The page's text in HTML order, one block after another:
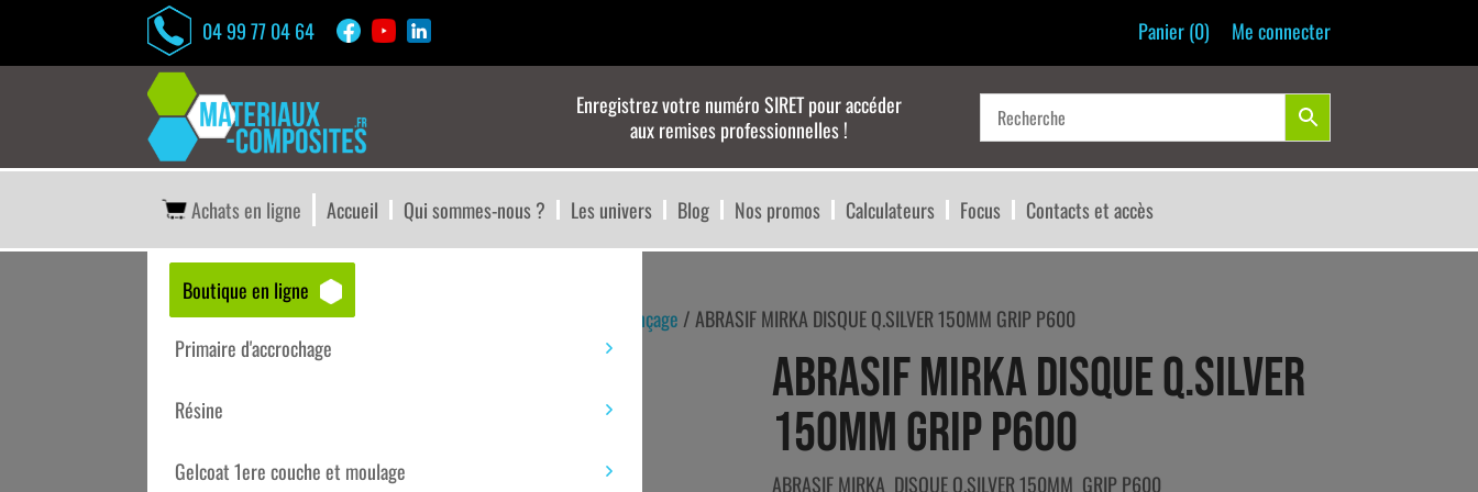
04 99 77 04 64 Panier (0) Me connecter
Enregistrez votre numéro SIRET pour accéder
aux remises professionnelles !
Achats en ligne Accueil Qui sommes-nous ? Les univers Blog Nos promos Calculateurs Focus Contacts et accès
Boutique en ligne
Primaire d'accrochage
Résine
Gelcoat 1ere couche et moulage
Accueil/Boutique matériaux – composites Ponçage / ABRASIF MIRKA DISQUE Q.SILVER 150MM GRIP P600
ABRASIF MIRKA DISQUE Q.SILVER
150MM GRIP P600
ABRASIF MIRKA DISQUE Q.SILVER 150MM GRIP P600